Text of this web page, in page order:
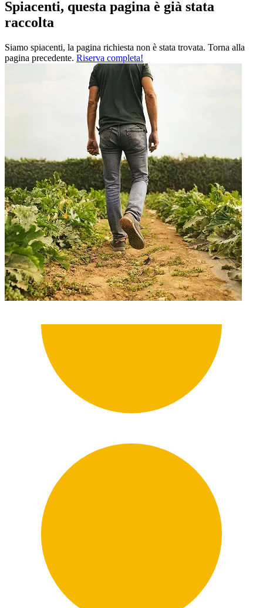
Spiacenti, questa pagina è già stata
raccolta
Siamo spiacenti, la pagina richiesta non è stata trovata. Torna alla
pagina precedente. Riserva completa!